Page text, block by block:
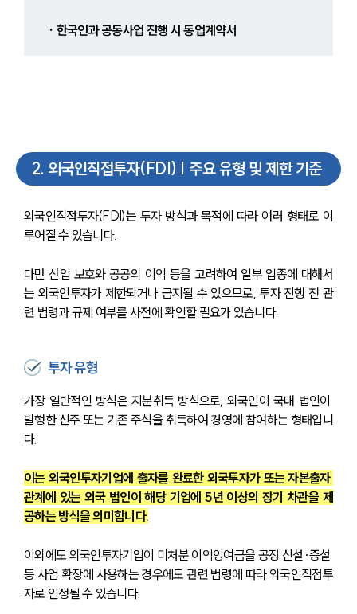
· 한국인과 공동사업 진행 시 동업계약서
2. 외국인직접투자(FDI) | 주요 유형 및 제한 기준
외국인직접투자(FDI)는 투자 방식과 목적에 따라 여러 형태로 이
루어질 수 있습니다.
다만 산업 보호와 공공의 이익 등을 고려하여 일부 업종에 대해서
는 외국인투자가 제한되거나 금지될 수 있으므로, 투자 진행 전 관
련 법령과 규제 여부를 사전에 확인할 필요가 있습니다.
투자 유형
가장 일반적인 방식은 지분취득 방식으로, 외국인이 국내 법인이
발행한 신주 또는 기존 주식을 취득하여 경영에 참여하는 형태입니
다.
이는 외국인투자기업에 출자를 완료한 외국투자가 또는 자본출자
관계에 있는 외국 법인이 해당 기업에 5년 이상의 장기 차관을 제
공하는 방식을 의미합니다.
이외에도 외국인투자기업이 미처분 이익잉여금을 공장 신설·증설
등 사업 확장에 사용하는 경우에도 관련 법령에 따라 외국인직접투
자로 인정될 수 있습니다.